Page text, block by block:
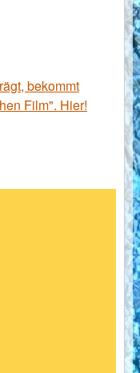
bekommt
Film". Hier!